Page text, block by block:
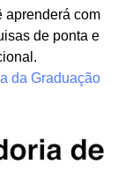
aprenderá com
de ponta e
da Graduação